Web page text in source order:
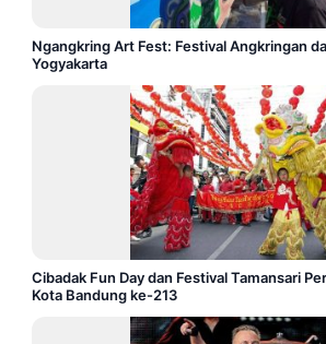
Ngangkring Art Fest: Festival Angkringan
Yogyakarta
Cibadak Fun Day dan Festival Tamansari
Kota Bandung ke-213